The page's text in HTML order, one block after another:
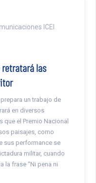
ICEI
retratará las
un trabajo de
en diversos
el Premio Nacional
paisajes, como
sus performance se
militar, cuando
la frase “Ni pena ni